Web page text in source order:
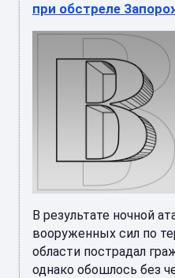
при обстреле
В результате ночной
вооруженных сил по
области пострадал
однако обошлось без